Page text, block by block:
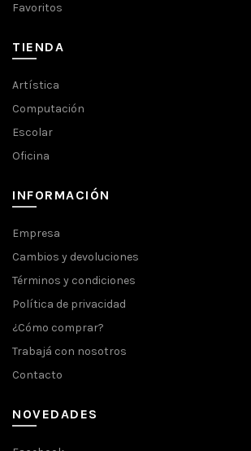
Favoritos
TIENDA
Artística
Computación
Escolar
Oficina
INFORMACIÓN
Empresa
Cambios y devoluciones
Términos y condiciones
Política de privacidad
¿Cómo comprar?
Trabajá con nosotros
Contacto
NOVEDADES